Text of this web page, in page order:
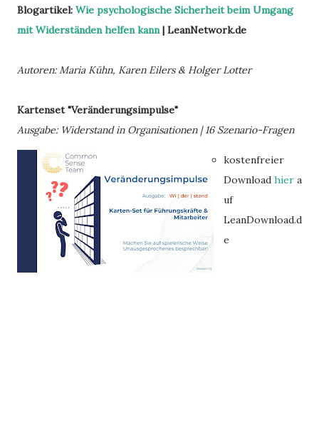
Blogartikel: Wie psychologische Sicherheit beim Umgang
mit Widerständen helfen kann| LeanNetwork.de
Autoren: Maria Kühn, Karen Eilers & Holger Lotter
Kartenset "Veränderungsimpulse"
Ausgabe: Widerstand in Organisationen | 16 Szenario-Fragen
kostenfreier
Download hier a
uf
LeanDownload.d
e